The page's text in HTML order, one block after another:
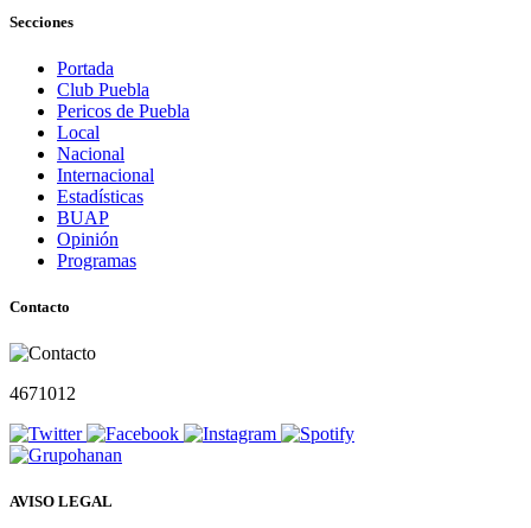
Secciones
Portada
Club Puebla
Pericos de Puebla
Local
Nacional
Internacional
Estadísticas
BUAP
Opinión
Programas
Contacto
4671012
AVISO LEGAL